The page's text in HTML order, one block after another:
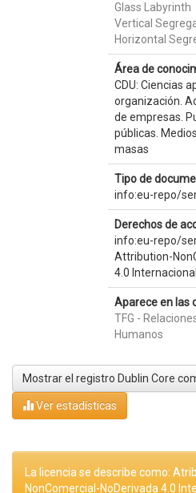
Glass Labyrinth
Vertical
Horizontal
Área de
CDU: Ciencias
organización.
de empresas.
públicas.
masas
Tipo de
info:eu-repo/
Derechos de
info:eu-repo/
Attribution-
4.0 Internacional
Aparece en las
TFG -
Humanos
Mostrar el registro Dublin Core
Ver estadísticas
La licencia se describe como:
NonComercial-NoDerivada 4.0